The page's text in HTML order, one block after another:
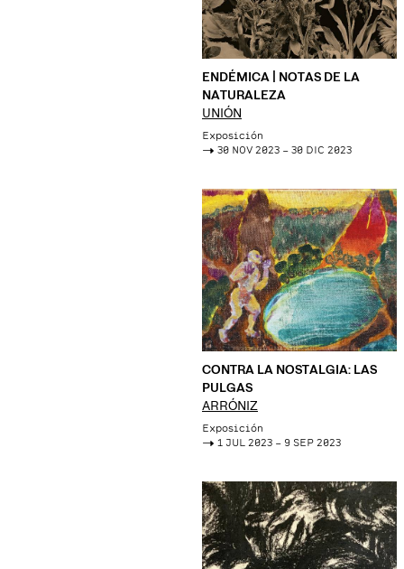
ENDÉMICA | NOTAS DE LA
NATURALEZA
UNIÓN
Exposición
-> 30 NOV 2023 – 30 DIC 2023
CONTRA LA NOSTALGIA: LAS
PULGAS
ARRÓNIZ
Exposición
-> 1 JUL 2023 – 9 SEP 2023